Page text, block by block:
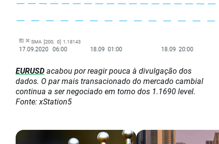
EURUSDacabou por reagir pouca à divulgação dos
dados. O par mais transacionado do mercado cambial
continua a ser negociado em torno dos 1.1690 level.
Fonte: xStation5